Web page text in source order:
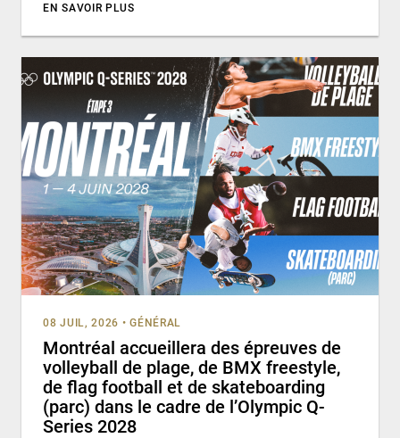
EN SAVOIR PLUS
08 JUIL, 2026 • GÉNÉRAL
Montréal accueillera des épreuves de
volleyball de plage, de BMX freestyle,
de flag football et de skateboarding
(parc) dans le cadre de l’Olympic Q-
Series 2028